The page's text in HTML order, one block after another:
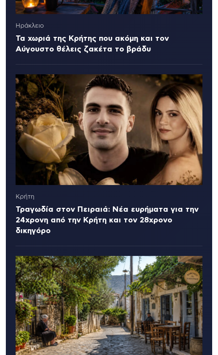
Ηράκλειο
Τα χωριά της Κρήτης που ακόμη και τον
Αύγουστο θέλεις ζακέτα το βράδυ
Κρήτη
Τραγωδία στον Πειραιά: Νέα ευρήματα για την
24χρονη από την Κρήτη και τον 28χρονο
δικηγόρο